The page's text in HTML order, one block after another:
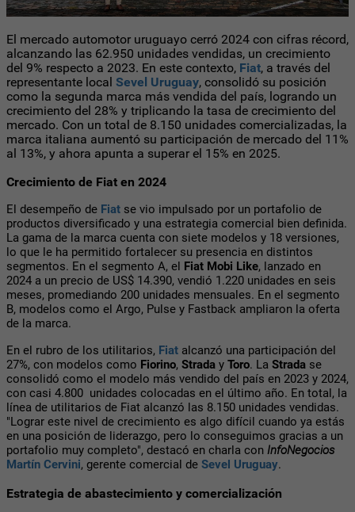
El mercado automotor uruguayo cerró 2024 con cifras récord,
alcanzando las 62.950 unidades vendidas, un crecimiento
del 9% respecto a 2023. En este contexto, Fiat, a través del
representante local Sevel Uruguay, consolidó su posición
como la segunda marca más vendida del país, logrando un
crecimiento del 28% y triplicando la tasa de crecimiento del
mercado. Con un total de 8.150 unidades comercializadas, la
marca italiana aumentó su participación de mercado del 11%
al 13%, y ahora apunta a superar el 15% en 2025.
Crecimiento de Fiat en 2024
El desempeño de Fiat se vio impulsado por un portafolio de
productos diversificado y una estrategia comercial bien definida.
La gama de la marca cuenta con siete modelos y 18 versiones,
lo que le ha permitido fortalecer su presencia en distintos
segmentos. En el segmento A, el Fiat Mobi Like, lanzado en
2024 a un precio de US$ 14.390, vendió 1.220 unidades en seis
meses, promediando 200 unidades mensuales. En el segmento
B, modelos como el Argo, Pulse y Fastback ampliaron la oferta
de la marca.
En el rubro de los utilitarios, Fiat alcanzó una participación del
27%, con modelos como Fiorino, Strada y Toro. La Strada se
consolidó como el modelo más vendido del país en 2023 y 2024,
con casi 4.800 unidades colocadas en el último año. En total, la
línea de utilitarios de Fiat alcanzó las 8.150 unidades vendidas.
"Lograr este nivel de crecimiento es algo difícil cuando ya estás
en una posición de liderazgo, pero lo conseguimos gracias a un
portafolio muy completo", destacó en charla con InfoNegocios
Martín Cervini, gerente comercial de Sevel Uruguay.
Estrategia de abastecimiento y comercialización